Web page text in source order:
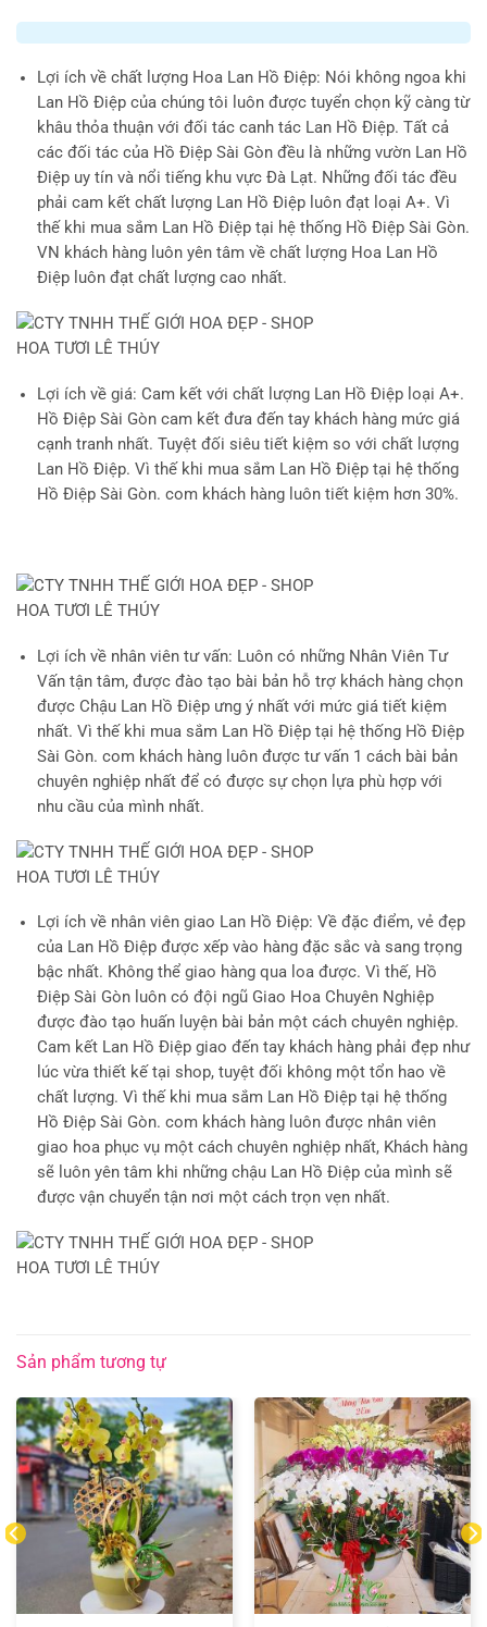
Lợi ích về chất lượng Hoa Lan Hồ Điệp: Nói không ngoa khi
Lan Hồ Điệp của chúng tôi luôn được tuyển chọn kỹ càng từ
khâu thỏa thuận với đối tác canh tác Lan Hồ Điệp. Tất cả
các đối tác của Hồ Điệp Sài Gòn đều là những vườn Lan Hồ
Điệp uy tín và nổi tiếng khu vực Đà Lạt. Những đối tác đều
phải cam kết chất lượng Lan Hồ Điệp luôn đạt loại A+. Vì
thế khi mua sắm Lan Hồ Điệp tại hệ thống Hồ Điệp Sài Gòn.
VN khách hàng luôn yên tâm về chất lượng Hoa Lan Hồ
Điệp luôn đạt chất lượng cao nhất.
Lợi ích về giá: Cam kết với chất lượng Lan Hồ Điệp loại A+.
Hồ Điệp Sài Gòn cam kết đưa đến tay khách hàng mức giá
cạnh tranh nhất. Tuyệt đối siêu tiết kiệm so với chất lượng
Lan Hồ Điệp. Vì thế khi mua sắm Lan Hồ Điệp tại hệ thống
Hồ Điệp Sài Gòn. com khách hàng luôn tiết kiệm hơn 30%.
Lợi ích về nhân viên tư vấn: Luôn có những Nhân Viên Tư
Vấn tận tâm, được đào tạo bài bản hỗ trợ khách hàng chọn
được Chậu Lan Hồ Điệp ưng ý nhất với mức giá tiết kiệm
nhất. Vì thế khi mua sắm Lan Hồ Điệp tại hệ thống Hồ Điệp
Sài Gòn. com khách hàng luôn được tư vấn 1 cách bài bản
chuyên nghiệp nhất để có được sự chọn lựa phù hợp với
nhu cầu của mình nhất.
Lợi ích về nhân viên giao Lan Hồ Điệp: Về đặc điểm, vẻ đẹp
của Lan Hồ Điệp được xếp vào hàng đặc sắc và sang trọng
bậc nhất. Không thể giao hàng qua loa được. Vì thế, Hồ
Điệp Sài Gòn luôn có đội ngũ Giao Hoa Chuyên Nghiệp
được đào tạo huấn luyện bài bản một cách chuyên nghiệp.
Cam kết Lan Hồ Điệp giao đến tay khách hàng phải đẹp như
lúc vừa thiết kế tại shop, tuyệt đối không một tổn hao về
chất lượng. Vì thế khi mua sắm Lan Hồ Điệp tại hệ thống
Hồ Điệp Sài Gòn. com khách hàng luôn được nhân viên
giao hoa phục vụ một cách chuyên nghiệp nhất, Khách hàng
sẽ luôn yên tâm khi những chậu Lan Hồ Điệp của mình sẽ
được vận chuyển tận nơi một cách trọn vẹn nhất.
Sản phẩm tương tự